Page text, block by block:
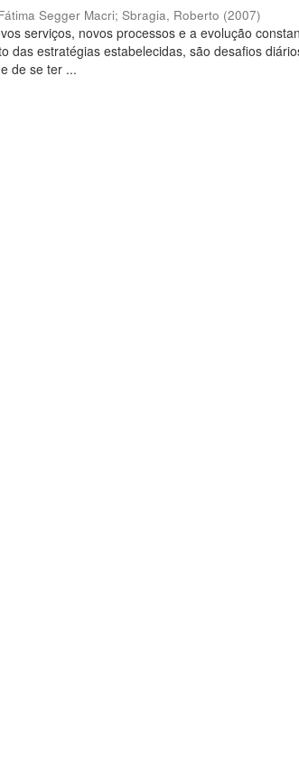
Segger Macri;Sbragia, Roberto (2007)
serviços, novos processos e a evolução
das estratégias estabelecidas, são desafios
de se ter ...